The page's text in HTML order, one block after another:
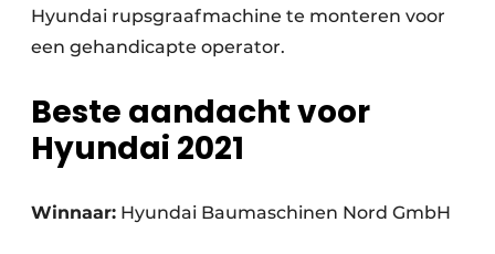
Hyundai rupsgraafmachine te monteren voor
een gehandicapte operator.
Beste aandacht voor
Hyundai 2021
Winnaar: Hyundai Baumaschinen Nord GmbH